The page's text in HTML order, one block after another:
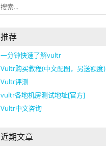
推荐
一分钟快速了解vultr
Vultr购买教程(中文配图，另送额度)
Vultr评测
vultr各地机房测试地址[官方]
Vultr中文咨询
近期文章